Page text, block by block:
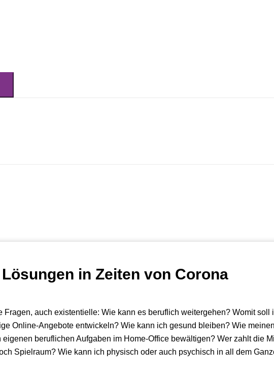
in Zeiten von Corona
auch existentielle: Wie kann es beruflich weitergehen? Womit soll
Online-Angebote entwickeln? Wie kann ich gesund bleiben? Wie meinen
beruflichen Aufgaben im Home-Office bewältigen? Wer zahlt die
Spielraum? Wie kann ich physisch oder auch psychisch in all dem